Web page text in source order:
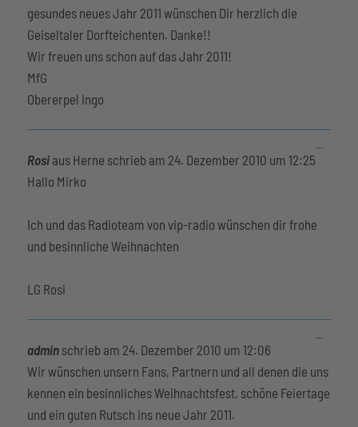
gesundes neues Jahr 2011 wünschen Dir herzlich die
Geiseltaler Dorfteichenten. Danke!!
Wir freuen uns schon auf das Jahr 2011!
MfG
Obererpel Ingo
Rosi aus Herne schrieb am 24. Dezember 2010 um 12:25
Hallo Mirko
Ich und das Radioteam von vip-radio wünschen dir frohe
und besinnliche Weihnachten
LG Rosi
admin schrieb am 24. Dezember 2010 um 12:06
Wir wünschen unsern Fans, Partnern und all denen die uns
kennen ein besinnliches Weihnachtsfest, schöne Feiertage
und ein guten Rutsch ins neue Jahr 2011.